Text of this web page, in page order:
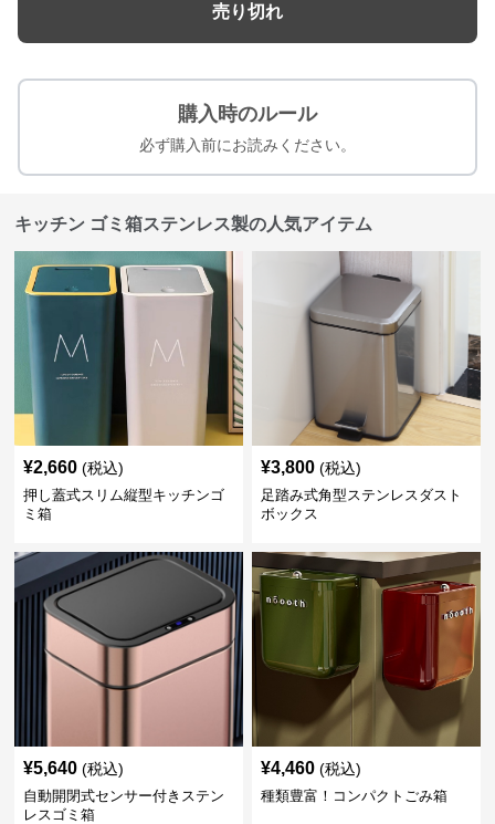
売り切れ
購入時のルール
必ず購入前にお読みください。
キッチン ゴミ箱ステンレス製の人気アイテム
¥2,660 (税込)
押し蓋式スリム縦型キッチンゴ
ミ箱
¥3,800 (税込)
足踏み式角型ステンレスダスト
ボックス
¥5,640 (税込)
自動開閉式センサー付きステン
レスゴミ箱
¥4,460 (税込)
種類豊富！コンパクトごみ箱